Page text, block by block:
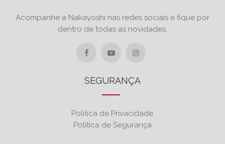
Acompanhe a Nakayoshi nas redes sociais e fique por
dentro de todas as novidades.
SEGURANÇA
Politica de Privacidade
Politica de Segurança